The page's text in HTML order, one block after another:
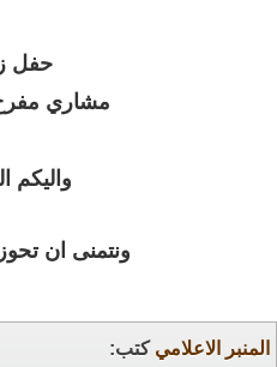
حفل
مشاري
واليكم
ونتمنى ان
المنبر الاعلامي كتب: